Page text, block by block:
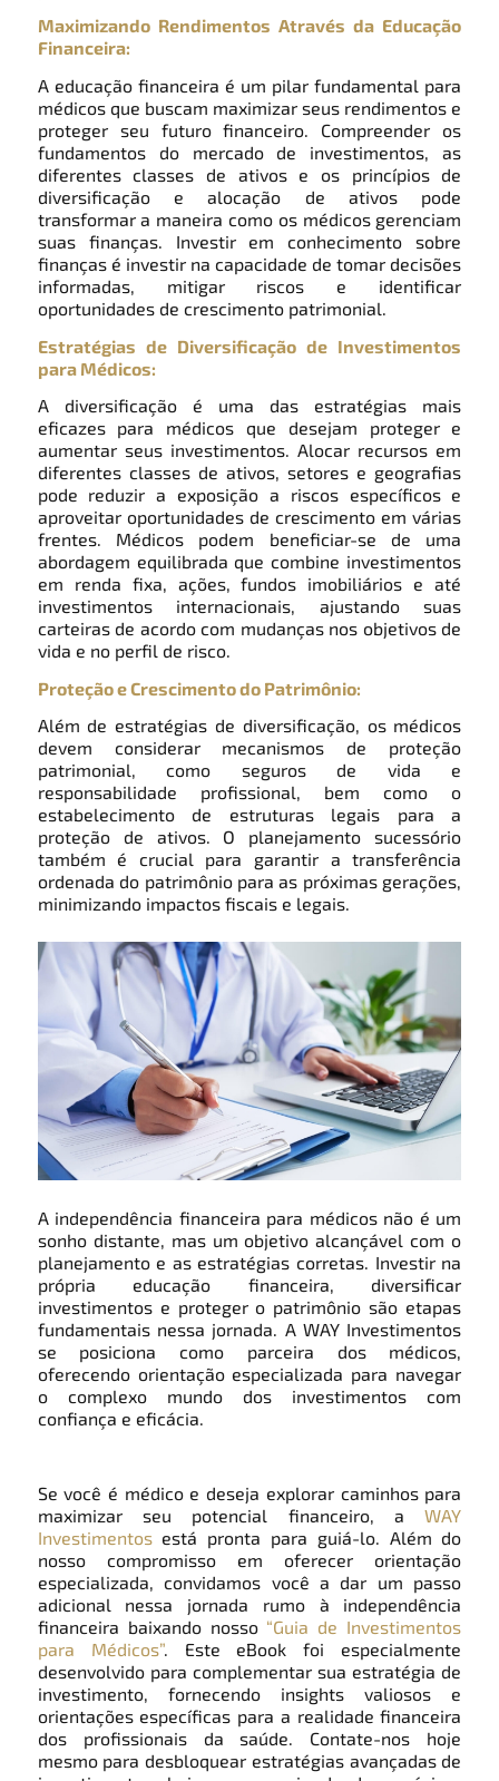
Maximizando Rendimentos Através da Educação
Financeira:
A educação financeira é um pilar fundamental para
médicos que buscam maximizar seus rendimentos e
proteger seu futuro financeiro. Compreender os
fundamentos do mercado de investimentos, as
diferentes classes de ativos e os princípios de
diversificação e alocação de ativos pode
transformar a maneira como os médicos gerenciam
suas finanças. Investir em conhecimento sobre
finanças é investir na capacidade de tomar decisões
informadas, mitigar riscos e identificar
oportunidades de crescimento patrimonial.
Estratégias de Diversificação de Investimentos
para Médicos:
A diversificação é uma das estratégias mais
eficazes para médicos que desejam proteger e
aumentar seus investimentos. Alocar recursos em
diferentes classes de ativos, setores e geografias
pode reduzir a exposição a riscos específicos e
aproveitar oportunidades de crescimento em várias
frentes. Médicos podem beneficiar-se de uma
abordagem equilibrada que combine investimentos
em renda fixa, ações, fundos imobiliários e até
investimentos internacionais, ajustando suas
carteiras de acordo com mudanças nos objetivos de
vida e no perfil de risco.
Proteção e Crescimento do Patrimônio:
Além de estratégias de diversificação, os médicos
devem considerar mecanismos de proteção
patrimonial, como seguros de vida e
responsabilidade profissional, bem como o
estabelecimento de estruturas legais para a
proteção de ativos. O planejamento sucessório
também é crucial para garantir a transferência
ordenada do patrimônio para as próximas gerações,
minimizando impactos fiscais e legais.
A independência financeira para médicos não é um
sonho distante, mas um objetivo alcançável com o
planejamento e as estratégias corretas. Investir na
própria educação financeira, diversificar
investimentos e proteger o patrimônio são etapas
fundamentais nessa jornada. A WAY Investimentos
se posiciona como parceira dos médicos,
oferecendo orientação especializada para navegar
o complexo mundo dos investimentos com
confiança e eficácia.
Se você é médico e deseja explorar caminhos para
maximizar seu potencial financeiro, aWAY
Investimentosestá pronta para guiá-lo. Além do
nosso compromisso em oferecer orientação
especializada, convidamos você a dar um passo
adicional nessa jornada rumo à independência
financeira baixando nosso “Guia de Investimentos
para Médicos”. Este eBook foi especialmente
desenvolvido para complementar sua estratégia de
investimento, fornecendo insights valiosos e
orientações específicas para a realidade financeira
dos profissionais da saúde. Contate-nos hoje
mesmo para desbloquear estratégias avançadas de